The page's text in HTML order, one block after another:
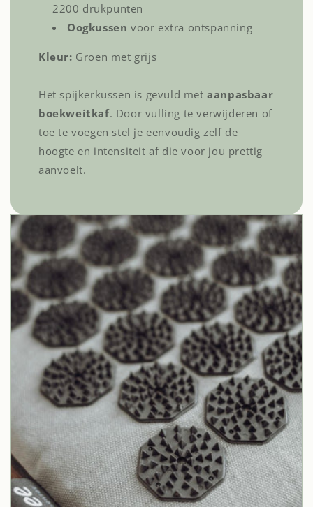
2200 drukpunten
Oogkussen voor extra ontspanning
Kleur: Groen met grijs
Het spijkerkussen is gevuld metaanpasbaar
boekweitkaf. Door vulling te verwijderen of
toe te voegen stel je eenvoudig zelf de
hoogte en intensiteit af die voor jou prettig
aanvoelt.